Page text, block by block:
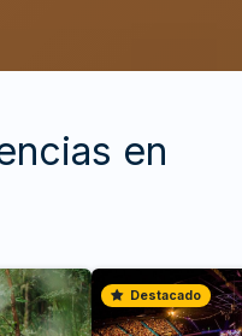
en
Destacado